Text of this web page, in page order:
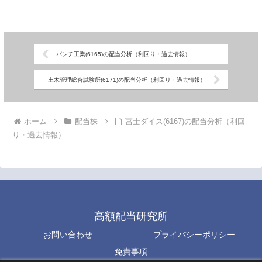
パンチ工業(6165)の配当分析（利回り・過去情報）
土木管理総合試験所(6171)の配当分析（利回り・過去情報）
ホーム 配当株
冨士ダイス(6167)の配当分析（利回
り・過去情報）
高額配当研究所
お問い合わせ
プライバシーポリシー
免責事項